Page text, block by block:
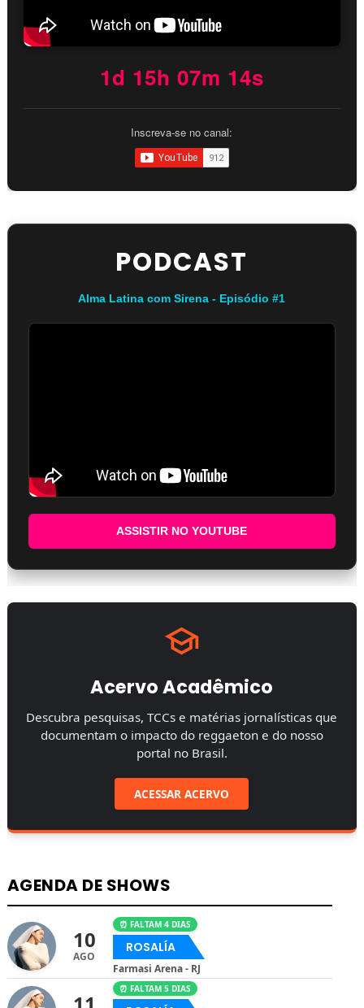
1d 15h 07m 14s
Inscreva-se no canal:
PODCAST
Alma Latina com Sirena - Episódio #1
ASSISTIR NO YOUTUBE
Acervo Acadêmico
Descubra pesquisas, TCCs e matérias jornalísticas que
documentam o impacto do reggaeton e do nosso
portal no Brasil.
ACESSAR ACERVO
AGENDA DE SHOWS
10
AGO
⏰ FALTAM 4 DIAS
ROSALÍA
Farmasi Arena - RJ
⏰ FALTAM 5 DIAS